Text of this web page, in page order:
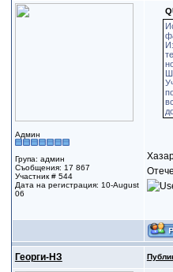
Админ
Група: админ
Съобщения: 17 867
Участник # 544
Дата на регистрация: 10-August
06
Георги-НЗ